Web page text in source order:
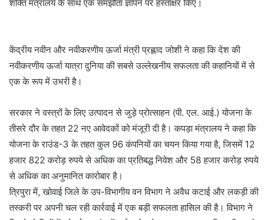
शक्ति मंत्रालय के साथ एक समझौता ज्ञापन पर हस्ताक्षर किए।
केंद्रीय नवीन और नवीकरणीय ऊर्जा मंत्री प्रह्लाद जोशी ने कहा कि देश की
नवीकरणीय ऊर्जा यात्रा दुनिया की सबसे उल्लेखनीय सफलता की कहानियों में से
एक के रूप में उभरी है।
सरकार ने वस्त्रों के लिए उत्पादन से जुड़े प्रोत्साहन (पी. एल. आई.) योजना के
तीसरे दौर के तहत 22 नए आवेदकों को मंजूरी दी है। कपड़ा मंत्रालय ने कहा कि
योजना के राउंड-3 के तहत कुल 96 कंपनियों का चयन किया गया है, जिसमें 12
हजार 822 करोड़ रुपये से अधिक का प्रतिबद्ध निवेश और 58 हजार करोड़ रुपये
से अधिक का अनुमानित कारोबार है।
त्रिपुरा में, खोवाई जिले के उप-विभागीय वन विभाग ने अवैध कटाई और लकड़ी की
तस्करी पर अपनी चल रही कार्रवाई में एक बड़ी सफलता हासिल की है। विभाग ने